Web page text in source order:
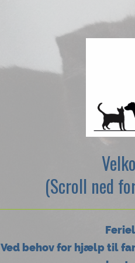
(Scroll ned
Ved behov for hjælp til